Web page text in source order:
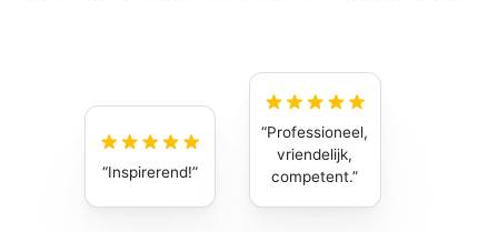
Inspirerend!
Professioneel,
vriendelijk,
competent.